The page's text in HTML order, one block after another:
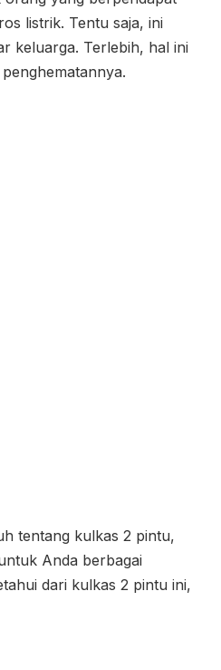
listrik. Tentu saja, ini
keluarga. Terlebih, hal ini
tentang kulkas 2 pintu,
Anda berbagai
dari kulkas 2 pintu ini,